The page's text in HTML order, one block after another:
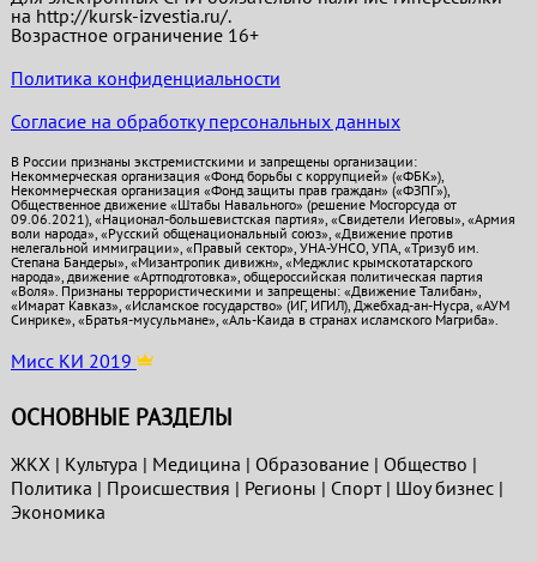
на http://kursk-izvestia.ru/.
Возрастное ограничение 16+
Политика конфиденциальности
Согласие на обработку персональных данных
В России признаны экстремистскими и запрещены организации:
Некоммерческая организация «Фонд борьбы с коррупцией» («ФБК»),
Некоммерческая организация «Фонд защиты прав граждан» («ФЗПГ»),
Общественное движение «Штабы Навального» (решение Мосгорсуда от
09.06.2021), «Национал-большевистская партия», «Свидетели Иеговы», «Армия
воли народа», «Русский общенациональный союз», «Движение против
нелегальной иммиграции», «Правый сектор», УНА-УНСО, УПА, «Тризуб им.
Степана Бандеры», «Мизантропик дивижн», «Меджлис крымскотатарского
народа», движение «Артподготовка», общероссийская политическая партия
«Воля». Признаны террористическими и запрещены: «Движение Талибан»,
«Имарат Кавказ», «Исламское государство» (ИГ, ИГИЛ), Джебхад-ан-Нусра, «АУМ
Синрике», «Братья-мусульмане», «Аль-Каида в странах исламского Магриба».
Мисс КИ 2019
ОСНОВНЫЕ РАЗДЕЛЫ
ЖКХ| Культура | Медицина | Образование| Общество |
Политика | Проиcшествия | Регионы | Спорт| Шоу бизнес|
Экономика